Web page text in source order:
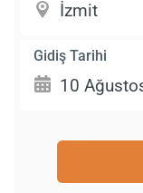
Gidiş Tarihi